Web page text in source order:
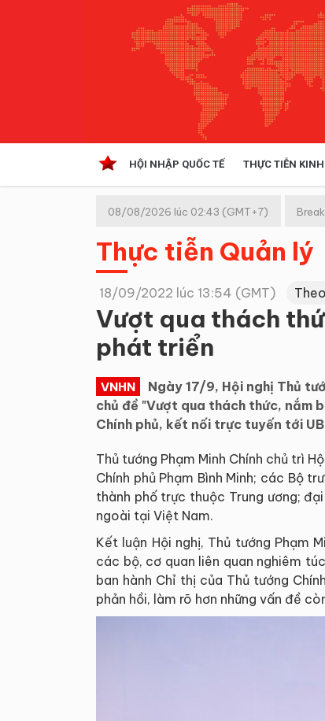
HỘI NHẬP QUỐC TẾ THỰC TIỄN
Kinh tế hội nhập
Doanh nghiệp
08/08/2026 lúc 02:43 (GMT+7)
Thực tiễn Quản lý
18/09/2022 lúc 13:54 (GMT)
Vượt qua thách
phát triển
VNHN
Ngày 17/9, Hội nghị Thủ
chủ đề "Vượt qua thách thức,
Chính phủ, kết nối trực tuyến tới
Thủ tướng Phạm Minh Chính chủ trì
Chính phủ Phạm Bình Minh; các Bộ
thành phố trực thuộc Trung ương;
ngoài tại Việt Nam.
Kết luận Hội nghị, Thủ tướng Phạm
các bộ, cơ quan liên quan nghiêm
ban hành Chỉ thị của Thủ tướng
phản hồi, làm rõ hơn những vấn đề